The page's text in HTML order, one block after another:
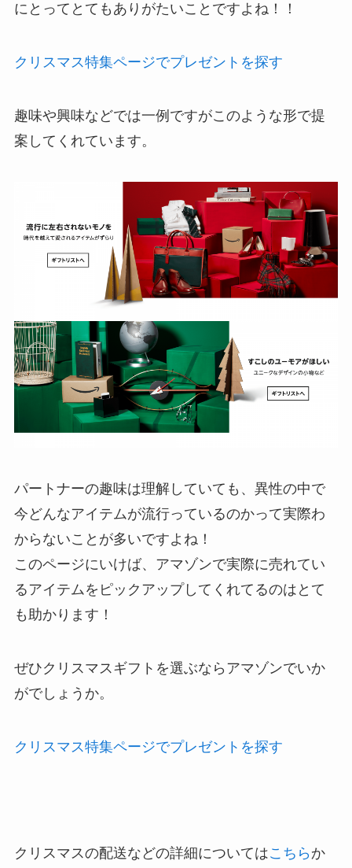
にとってとてもありがたいことですよね！！
クリスマス特集ページでプレゼントを探す
趣味や興味などでは一例ですがこのような形で提
案してくれています。
パートナーの趣味は理解していても、異性の中で
今どんなアイテムが流行っているのかって実際わ
からないことが多いですよね！
このページにいけば、アマゾンで実際に売れてい
るアイテムをピックアップしてくれてるのはとて
も助かります！
ぜひクリスマスギフトを選ぶならアマゾンでいか
がでしょうか。
クリスマス特集ページでプレゼントを探す
クリスマスの配送などの詳細についてはこちら か